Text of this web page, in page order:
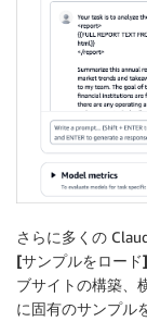
さらに多くの
[サンプルをロード]
ブサイトの構築、
に固有のサンプル